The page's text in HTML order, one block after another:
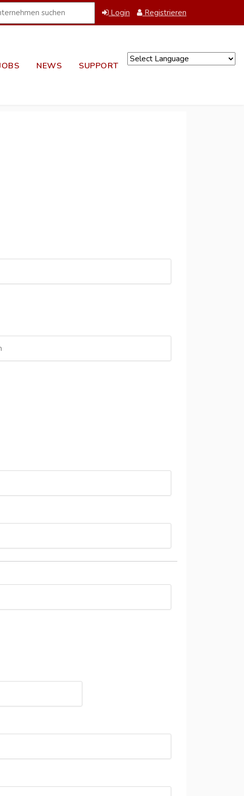
Login Registrieren
NEWS SUPPORT